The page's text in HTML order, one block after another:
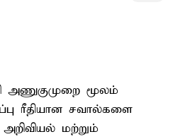
அணுகுமுறை மூலம்
ரீதியான சவால்களை
மற்றும்